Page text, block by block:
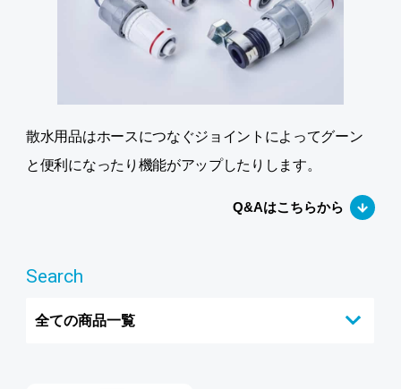
散水用品はホースにつなぐジョイントによってグーン
と便利になったり機能がアップしたりします。
Q&Aはこちらから
Search
全ての商品一覧